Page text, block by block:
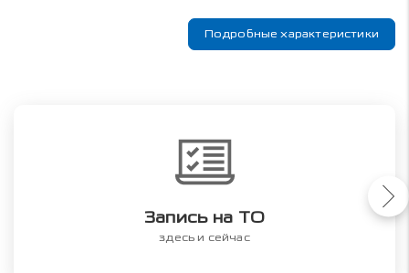
Подробные характеристики
Запись на ТО
здесь и сейчас